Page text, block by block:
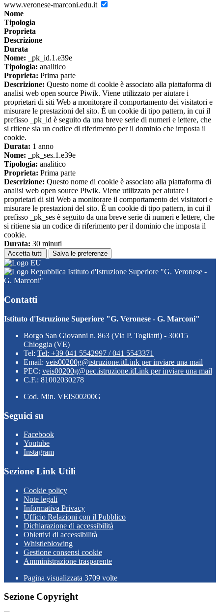
www.veronese-marconi.edu.it
Nome
Tipologia
Proprieta
Descrizione
Durata
Nome: _pk_id.1.e39e
Tipologia: analitico
Proprieta: Prima parte
Descrizione: Questo nome di cookie è associato alla piattaforma di
analisi web open source Piwik. Viene utilizzato per aiutare i
proprietari di siti Web a monitorare il comportamento dei visitatori e
misurare le prestazioni del sito. È un cookie di tipo pattern, in cui il
prefisso _pk_id è seguito da una breve serie di numeri e lettere, che
si ritiene sia un codice di riferimento per il dominio che imposta il
cookie.
Durata: 1 anno
Nome: _pk_ses.1.e39e
Tipologia: analitico
Proprieta: Prima parte
Descrizione: Questo nome di cookie è associato alla piattaforma di
analisi web open source Piwik. Viene utilizzato per aiutare i
proprietari di siti Web a monitorare il comportamento dei visitatori e
misurare le prestazioni del sito. È un cookie di tipo pattern, in cui il
prefisso _pk_ses è seguito da una breve serie di numeri e lettere, che
si ritiene sia un codice di riferimento per il dominio che imposta il
cookie.
Durata: 30 minuti
Accetta tutti Salva le preferenze
Istituto d'Istruzione Superiore "G. Veronese -
G. Marconi"
Contatti
Istituto d'Istruzione Superiore "G. Veronese - G. Marconi"
Borgo San Giovanni n. 863 (Via P. Togliatti) - 30015
Chioggia (VE)
Tel: Tel: +39 041 5542997 / 041 5543371
Email: veis00200g@istruzione.itLink per inviare una mail
PEC: veis00200g@pec.istruzione.itLink per inviare una mail
C.F.: 81002030278
Cod. Min. VEIS00200G
Seguici su
Facebook
Youtube
Instagram
Sezione Link Utili
Cookie policy
Note legali
Informativa Privacy
Ufficio Relazioni con il Pubblico
Dichiarazione di accessibilità
Obiettivi di accessibilità
Whistleblowing
Gestione consensi cookie
Amministrazione trasparente
Pagina visualizzata 3709 volte
Sezione Copyright